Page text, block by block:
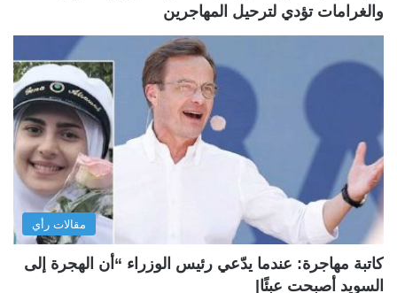
والغرامات تؤدي لترحيل المهاجرين
مقالات رأي
كاتبة مهاجرة: عندما يدّعي رئيس الوزراء “أن الهجرة إلى
السويد أصبحت عبئًا|